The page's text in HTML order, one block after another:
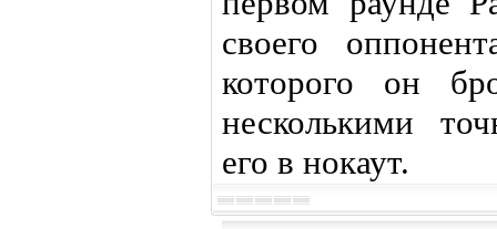
своего
которого он
несколькими
его в нокаут.